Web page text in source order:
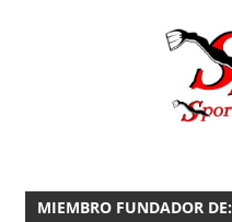
MIEMBRO FUNDADOR DE: